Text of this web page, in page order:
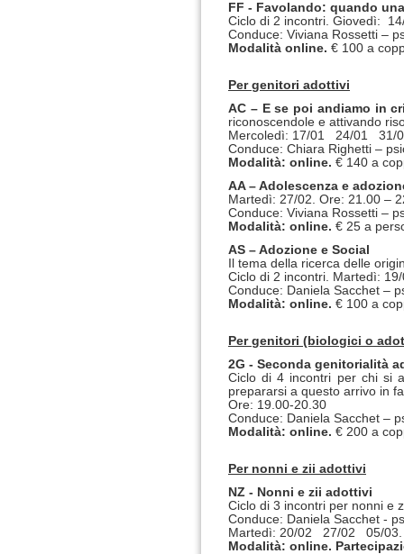
FF - Favolando: quando
Ciclo di 2 incontri. Giovedì:
Conduce: Viviana Rossetti –
Modalità online. € 100 a
Per genitori adottivi
AC – E se poi andiamo in
riconoscendole e attivando
Mercoledì: 17/01 24/01 31/
Conduce: Chiara Righetti –
Modalità: online. € 140 a
AA – Adolescenza e
Martedì: 27/02. Ore: 21.00 –
Conduce: Viviana Rossetti –
Modalità: online. € 25 a
AS – Adozione e Social
Il tema della ricerca delle
Ciclo di 2 incontri. Martedì:
Conduce: Daniela Sacchet –
Modalità: online. € 100 a
Per genitori (biologici o
2G - Seconda genitorialità
Ciclo di 4 incontri per chi si
prepararsi a questo arrivo
Ore: 19.00-20.30
Conduce: Daniela Sacchet –
Modalità: online. € 200 a
Per nonni e zii adottivi
NZ - Nonni e zii adottivi
Ciclo di 3 incontri per nonni e
Conduce: Daniela Sacchet -
Martedì: 20/02 27/02 05/03.
Modalità: online.